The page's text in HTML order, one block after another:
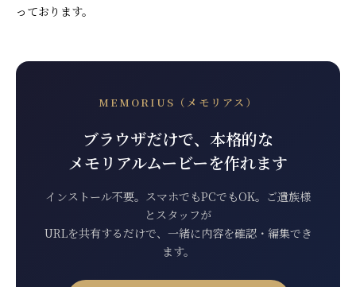
っております。
MEMORIUS（メモリアス）
ブラウザだけで、本格的な
メモリアルムービーを作れます
インストール不要。スマホでもPCでもOK。ご遺族様
とスタッフが
URLを共有するだけで、一緒に内容を確認・編集でき
ます。